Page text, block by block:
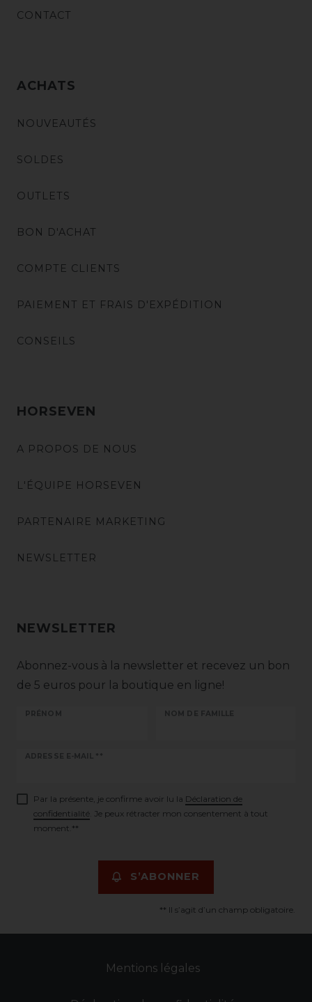
CONTACT
ACHATS
NOUVEAUTÉS
SOLDES
OUTLETS
BON D'ACHAT
COMPTE CLIENTS
PAIEMENT ET FRAIS D'EXPÉDITION
CONSEILS
HORSEVEN
A PROPOS DE NOUS
L'ÉQUIPE HORSEVEN
PARTENAIRE MARKETING
NEWSLETTER
NEWSLETTER
Abonnez-vous à la newsletter et recevez un bon
de 5 euros pour la boutique en ligne!
PRÉNOM NOM DE FAMILLE
ADRESSE E-MAIL **
Ceres::Template.newsletterHoneypotLabel
Par la présente, je confirme avoir lu la Déclaration de
confidentialité . Je peux rétracter mon consentement à tout
moment.**
S’ABONNER
** Il s’agit d’un champ obligatoire.
Mentions légales